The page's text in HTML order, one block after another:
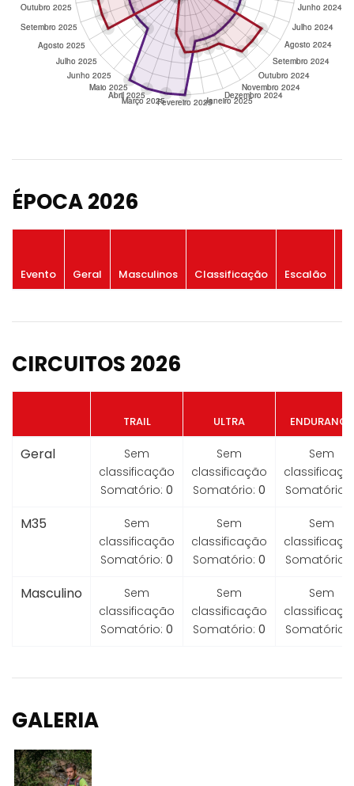
ÉPOCA 2026
Evento Geral Masculinos Classificação Escalão
CIRCUITOS 2026
TRAIL ULTRA ENDURANCE
Geral
Sem
classificação
Somatório: 0
Sem
classificação
Somatório: 0
Sem
Somatório:
M35
Sem
classificação
Somatório: 0
Sem
classificação
Somatório: 0
Sem
Somatório:
Masculino
Sem
classificação
Somatório: 0
Sem
classificação
Somatório: 0
Sem
Somatório:
GALERIA